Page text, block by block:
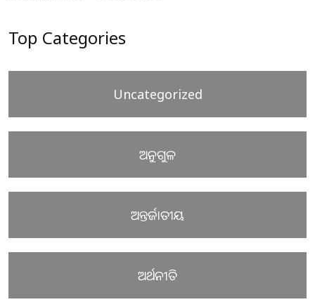
Top Categories
Uncategorized
ଅନୁଗୁଳ
ଅନ୍ତର୍ଜାତୀୟ
ଅର୍ଥନୀତି